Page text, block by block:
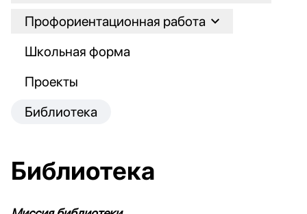
Профориентационная работа
Школьная форма
Проекты
Библиотека
Библиотека